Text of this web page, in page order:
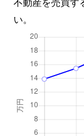
い。